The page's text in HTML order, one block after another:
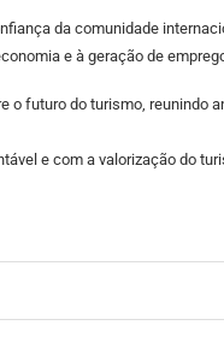
da comunidade
e à geração de
o futuro do turismo, reunindo
e com a valorização do